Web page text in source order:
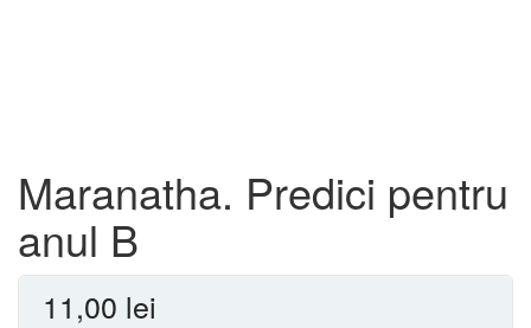
Maranatha. Predici pentru
anul B
11,00 lei